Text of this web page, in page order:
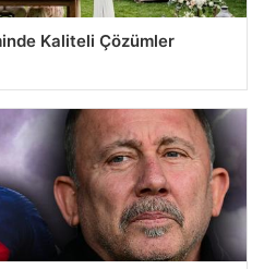
Kaliteli Çözümler